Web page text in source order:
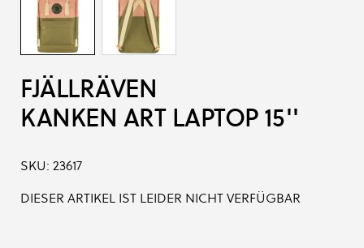
FJÄLLRÄVEN
KANKEN ART LAPTOP 15''
SKU: 23617
DIESER ARTIKEL IST LEIDER NICHT VERFÜGBAR